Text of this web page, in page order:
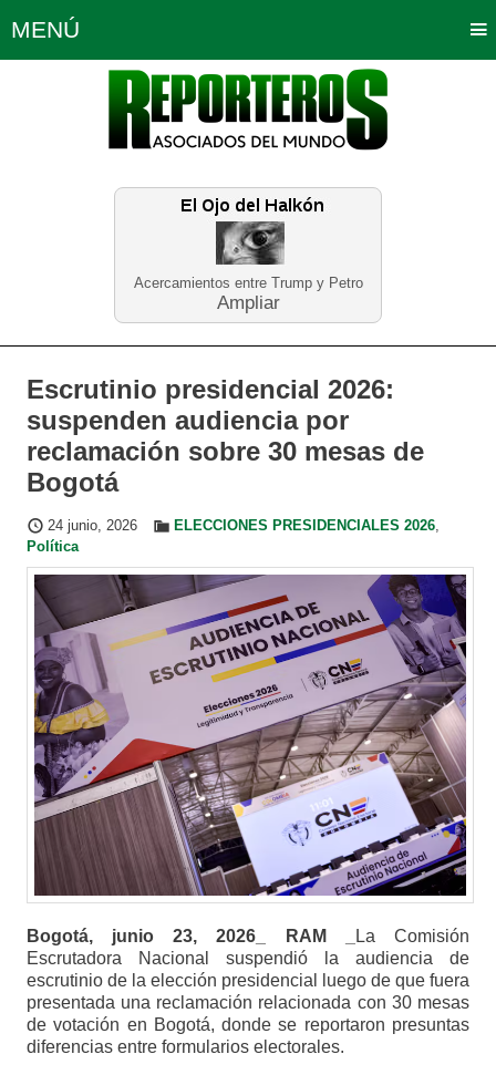
Acercamientos entre Trump y Petro
Ampliar
MENÚ
Política Opinión Bogotá
Planeta Tierra Deportes
Educación Neira
Escrutinio presidencial 2026:
suspenden audiencia por
reclamación sobre 30 mesas de
Bogotá
24 junio, 2026 ELECCIONES PRESIDENCIALES 2026,
Política
Bogotá, junio 23, 2026_ RAM _
La Comisión
Escrutadora Nacional suspendió la audiencia de
escrutinio de la elección presidencial luego de que fuera
presentada una reclamación relacionada con 30 mesas
de votación en Bogotá, donde se reportaron presuntas
diferencias entre formularios electorales.